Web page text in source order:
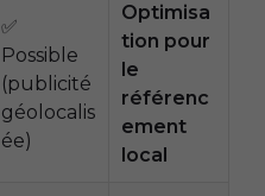
✅
Possible
(publicité
géolocalis
ée)
Optimisa
tion pour
le
référenc
ement
local